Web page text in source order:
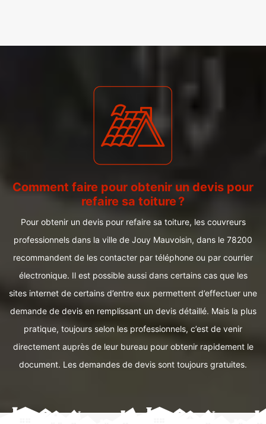
Comment faire pour obtenir un devis pour
refaire sa toiture ?
Pour obtenir un devis pour refaire sa toiture, les couvreurs
professionnels dans la ville de Jouy Mauvoisin, dans le 78200
recommandent de les contacter par téléphone ou par courrier
électronique. Il est possible aussi dans certains cas que les
sites internet de certains d’entre eux permettent d’effectuer une
demande de devis en remplissant un devis détaillé. Mais la plus
pratique, toujours selon les professionnels, c’est de venir
directement auprès de leur bureau pour obtenir rapidement le
document. Les demandes de devis sont toujours gratuites.